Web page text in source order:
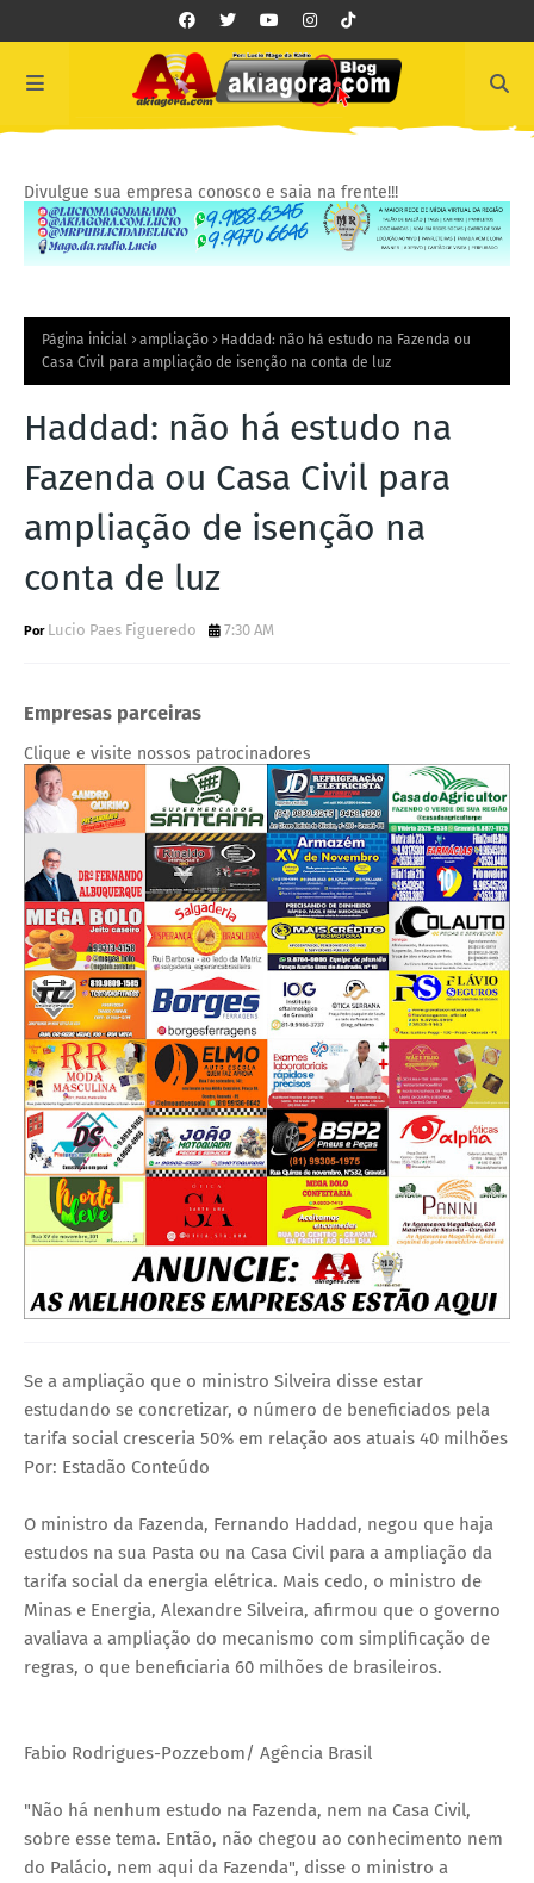
Divulgue sua empresa conosco e saia na frente!!!
Página inicial ampliação
Haddad: não há estudo na Fazenda ou
Casa Civil para ampliação de isenção na conta de luz
Haddad: não há estudo na
Fazenda ou Casa Civil para
ampliação de isenção na
conta de luz
Lucio Paes Figueredo 7:30 AM
Empresas parceiras
Clique e visite nossos patrocinadores
Se a ampliação que o ministro Silveira disse estar
estudando se concretizar, o número de beneficiados pela
tarifa social cresceria 50% em relação aos atuais 40 milhões
Por: Estadão Conteúdo
O ministro da Fazenda, Fernando Haddad, negou que haja
estudos na sua Pasta ou na Casa Civil para a ampliação da
tarifa social da energia elétrica. Mais cedo, o ministro de
Minas e Energia, Alexandre Silveira, afirmou que o governo
avaliava a ampliação do mecanismo com simplificação de
regras, o que beneficiaria 60 milhões de brasileiros.
Fabio Rodrigues-Pozzebom/ Agência Brasil
"Não há nenhum estudo na Fazenda, nem na Casa Civil,
sobre esse tema. Então, não chegou ao conhecimento nem
do Palácio, nem aqui da Fazenda", disse o ministro a